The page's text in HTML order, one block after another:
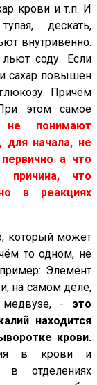
крови и т.п. И
дескать,
внутривенно.
соду. Если
сахар повышен
Причём
этом самое
понимают
для начала, не
а что
причина, что
в реакциях
который может
то одном, не
Элемент
на самом деле,
- это
находится
крови.
в крови и
в отделениях